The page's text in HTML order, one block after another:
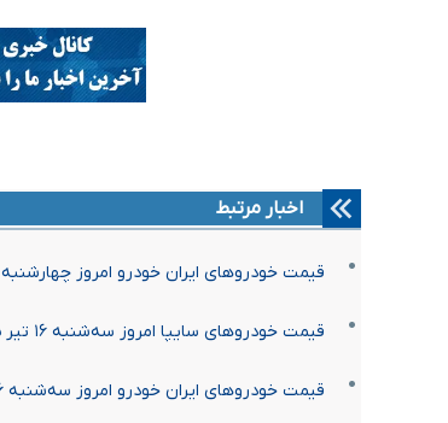
اخبار مرتبط
قیمت خودرو‌های ایران خودرو امروز چهارشنبه ۱۷ تیر ۱۴۰۵ + جدول
قیمت خودرو‌های سایپا امروز سه‌شنبه ۱۶ تیر ۱۴۰۵ + جدول
قیمت خودرو‌های ایران خودرو امروز سه‌شنبه ۱۶ تیر ۱۴۰۵ + جدول